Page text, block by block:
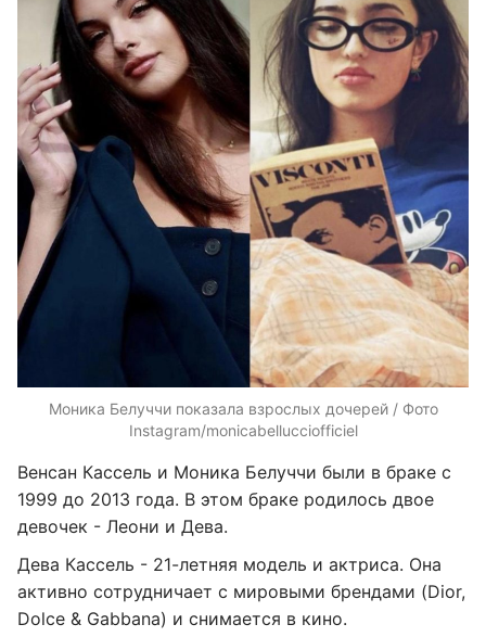
Моника Белуччи показала взрослых дочерей / Фото
Instagram/monicabellucciofficiel
Венсан Кассель и Моника Белуччи были в браке с
1999 до 2013 года. В этом браке родилось двое
девочек - Леони и Дева.
Дева Кассель - 21-летняя модель и актриса. Она
активно сотрудничает с мировыми брендами (Dior,
Dolce & Gabbana) и снимается в кино.